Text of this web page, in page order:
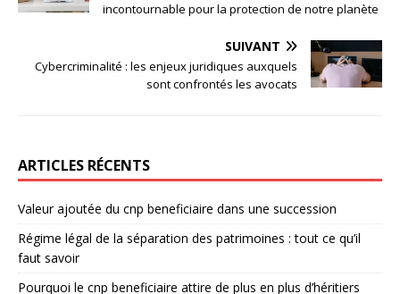
incontournable pour la protection de notre planète
SUIVANT
Cybercriminalité : les enjeux juridiques auxquels
sont confrontés les avocats
ARTICLES RÉCENTS
Valeur ajoutée du cnp beneficiaire dans une succession
Régime légal de la séparation des patrimoines : tout ce qu’il
faut savoir
Pourquoi le cnp beneficiaire attire de plus en plus d’héritiers